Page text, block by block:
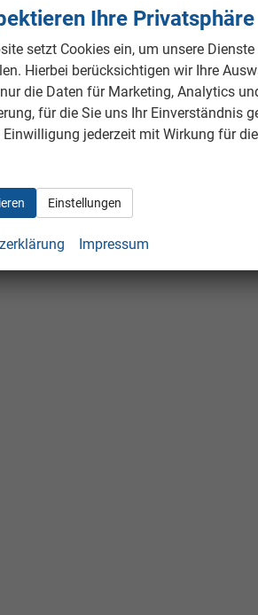
Ihre Privatsphäre
setzt Cookies ein, um unsere
Hierbei berücksichtigen wir Ihre
die Daten für Marketing, Analytics
für die Sie uns Ihr Einverständnis
Einwilligung jederzeit mit Wirkung für
Einstellungen
Impressum